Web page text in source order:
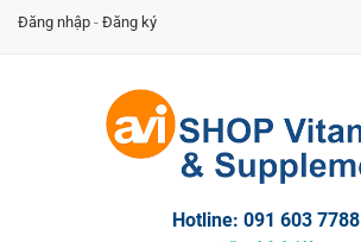
Đăng nhập - Đăng ký
Hotline: 091 603 7788